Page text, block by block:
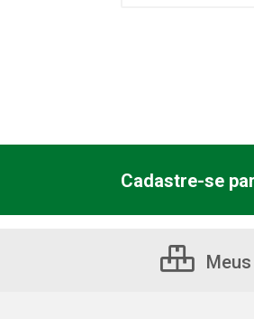
Cadastre-se